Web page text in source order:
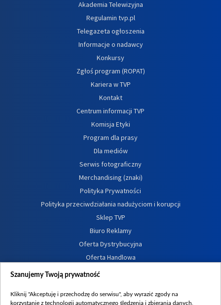
Akademia Telewizyjna
Regulamin tvp.pl
Telegazeta ogłoszenia
Informacje o nadawcy
Konkursy
Zgłoś program (ROPAT)
Kariera w TVP
Kontakt
Centrum informacji TVP
Komisja Etyki
Program dla prasy
Dla mediów
Serwis fotograficzny
Merchandising (znaki)
Polityka Prywatności
Polityka przeciwdziałania nadużyciom i korupcji
Sklep TVP
Biuro Reklamy
Oferta Dystrybucyjna
Oferta Handlowa
Dostępność
Procedura zgłoszeń wewnętrznych
Szanujemy Twoją prywatność
Kliknij "Akceptuję i przechodzę do serwisu", aby wyrazić zgody na
korzystanie z technologii automatycznego śledzenia i zbierania danych,